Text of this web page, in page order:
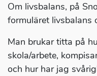
Om livsbalans, på
formuläret livsbalans
Man brukar titta på
skola/arbete,
och hur har jag